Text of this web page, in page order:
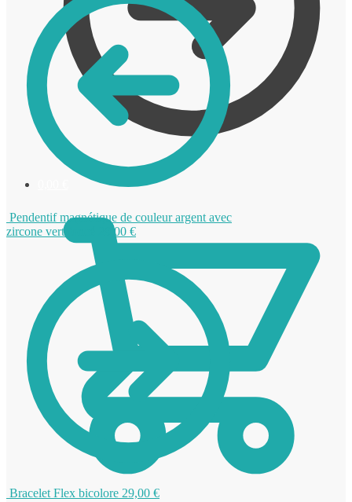
Pendentif magnétique de couleur argent avec
zircone vert foncé
29,00 €
Bracelet Flex bicolore 29,00 €